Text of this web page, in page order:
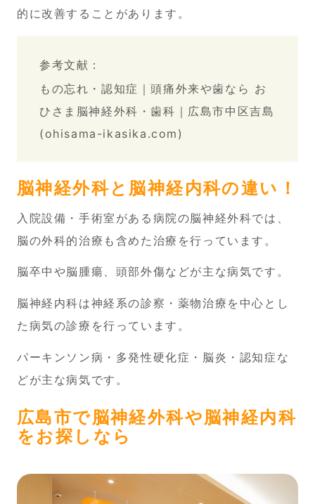
的に改善することがあります。
参考文献：
もの忘れ・認知症｜頭痛外来や歯なら お
ひさま脳神経外科・歯科｜広島市中区吉島
(ohisama-ikasika.com)
脳神経外科と脳神経内科の違い！
入院設備・手術室がある病院の脳神経外科では、
脳の外科的治療も含めた治療を行っています。
脳卒中や脳腫瘍、頭部外傷などが主な病気です。
脳神経内科は神経系の診察・薬物治療を中心とし
た病気の診療を行っています。
パーキンソン病・多発性硬化症・脳炎・認知症な
どが主な病気です。
広島市で脳神経外科や脳神経内科
をお探しなら